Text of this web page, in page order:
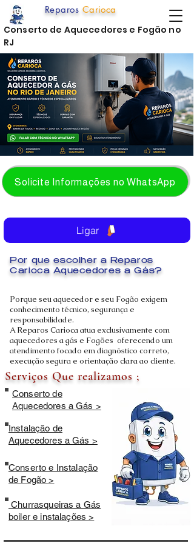
Solicite Informações no WhatsApp
Porque seu aquecedor e seu Fogão exigem
conhecimento técnico, segurança e
responsabilidade.
A Reparos Carioca atua exclusivamente com
aquecedores a gás e Fogões oferecendo um
atendimento focado em diagnóstico correto,
execução segura e orientação clara ao cliente.
Reparos Carioca
Por que escolher a Reparos
Carioca Aquecedores a Gás?
Serviços Que realizamos ;
Conserto de
Aquecedores a Gás >
Instalação de
Aquecedores a Gás >
Conserto e Instalação
de Fogão >
Churrasqueiras a Gás
boiler e instalações >
Ligar
Conserto de Aquecedores e Fogão no
RJ